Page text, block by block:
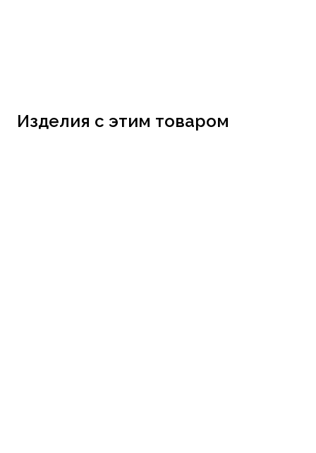
Изделия с этим товаром